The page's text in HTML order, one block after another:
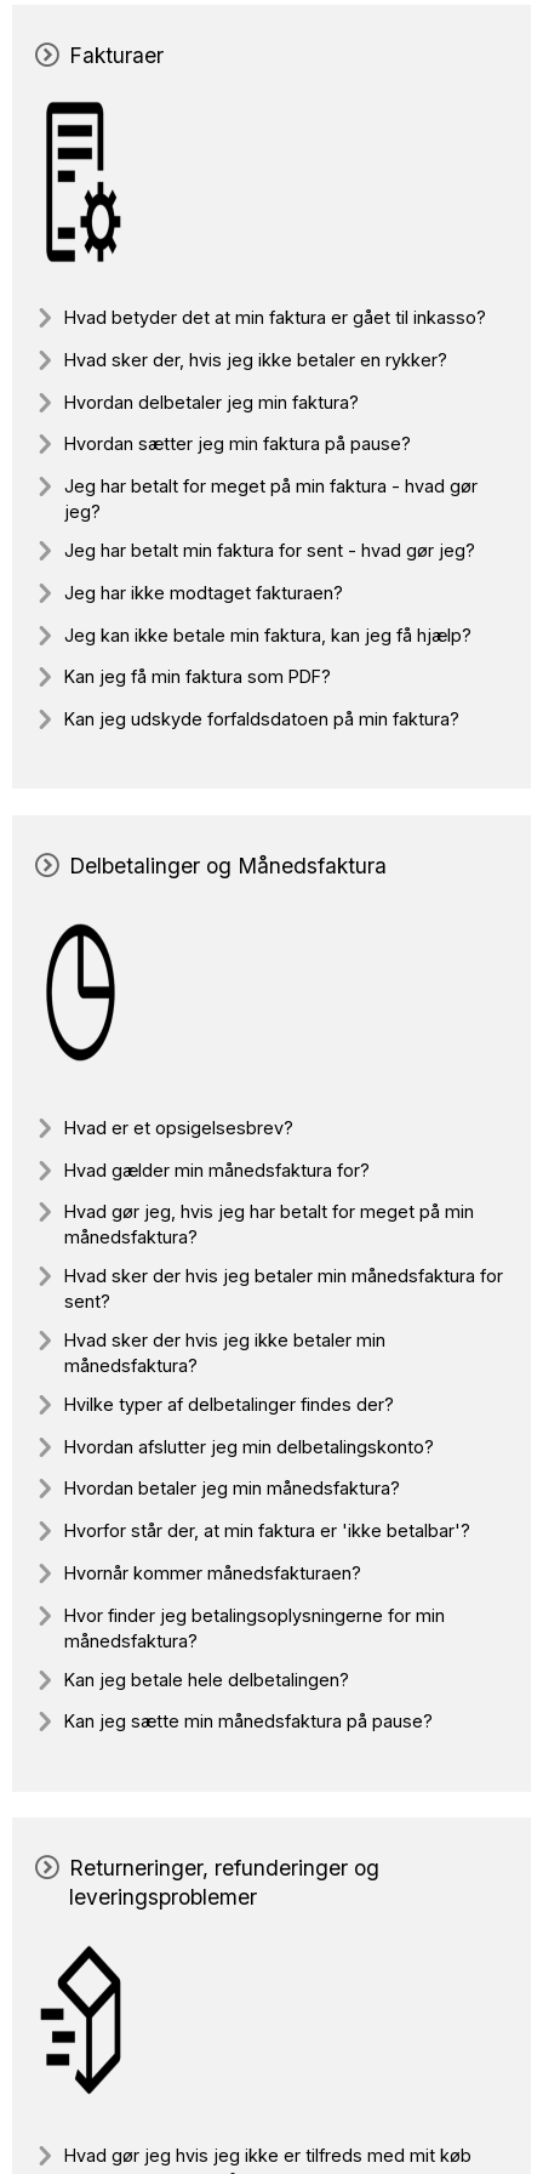
Fakturaer
Hvad betyder det at min faktura er gået til inkasso?
Hvad sker der, hvis jeg ikke betaler en rykker?
Hvordan delbetaler jeg min faktura?
Hvordan sætter jeg min faktura på pause?
Jeg har betalt for meget på min faktura - hvad gør
jeg?
Jeg har betalt min faktura for sent - hvad gør jeg?
Jeg har ikke modtaget fakturaen?
Jeg kan ikke betale min faktura, kan jeg få hjælp?
Kan jeg få min faktura som PDF?
Kan jeg udskyde forfaldsdatoen på min faktura?
Delbetalinger og Månedsfaktura
Hvad er et opsigelsesbrev?
Hvad gælder min månedsfaktura for?
Hvad gør jeg, hvis jeg har betalt for meget på min
månedsfaktura?
Hvad sker der hvis jeg betaler min månedsfaktura for
sent?
Hvad sker der hvis jeg ikke betaler min
månedsfaktura?
Hvilke typer af delbetalinger findes der?
Hvordan afslutter jeg min delbetalingskonto?
Hvordan betaler jeg min månedsfaktura?
Hvorfor står der, at min faktura er 'ikke betalbar'?
Hvornår kommer månedsfakturaen?
Hvor finder jeg betalingsoplysningerne for min
månedsfaktura?
Kan jeg betale hele delbetalingen?
Kan jeg sætte min månedsfaktura på pause?
Returneringer, refunderinger og
leveringsproblemer
Hvad gør jeg hvis jeg ikke er tilfreds med mit køb